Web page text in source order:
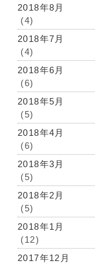
2018年8月
(4)
2018年7月
(4)
2018年6月
(6)
2018年5月
(5)
2018年4月
(6)
2018年3月
(5)
2018年2月
(5)
2018年1月
(12)
2017年12月